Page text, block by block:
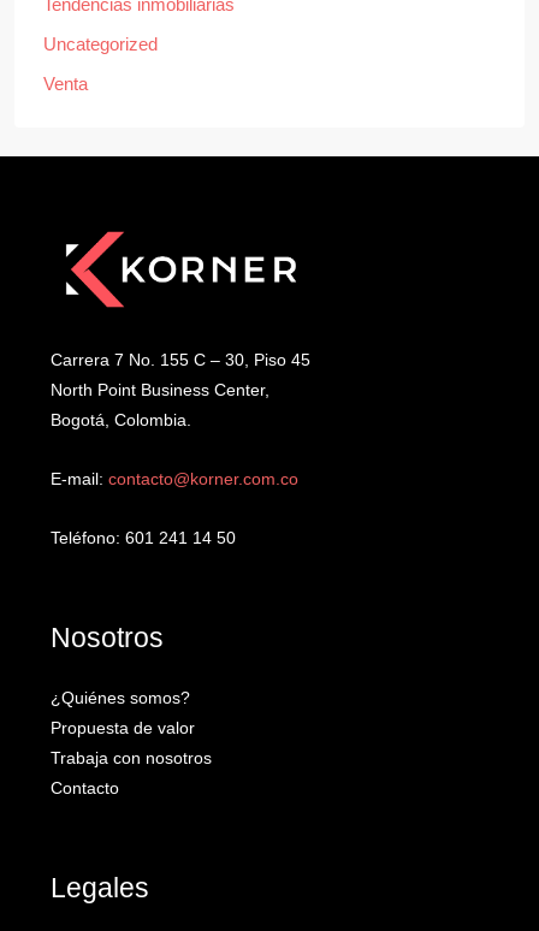
Tendencias inmobiliarias
Uncategorized
Venta
Carrera 7 No. 155 C – 30, Piso 45
North Point Business Center,
Bogotá, Colombia.
E-mail: contacto@korner.com.co
Teléfono: 601 241 14 50
Nosotros
¿Quiénes somos?
Propuesta de valor
Trabaja con nosotros
Contacto
Legales